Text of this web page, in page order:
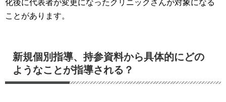
化後に代表者が変更になったクリニックさんが対象になる
ことがあります。
新規個別指導、持参資料から具体的にどの
ようなことが指導される？
遺言・相続・後見・終活
相続業務（書類作成）
後見 （成年・任意後見制度）